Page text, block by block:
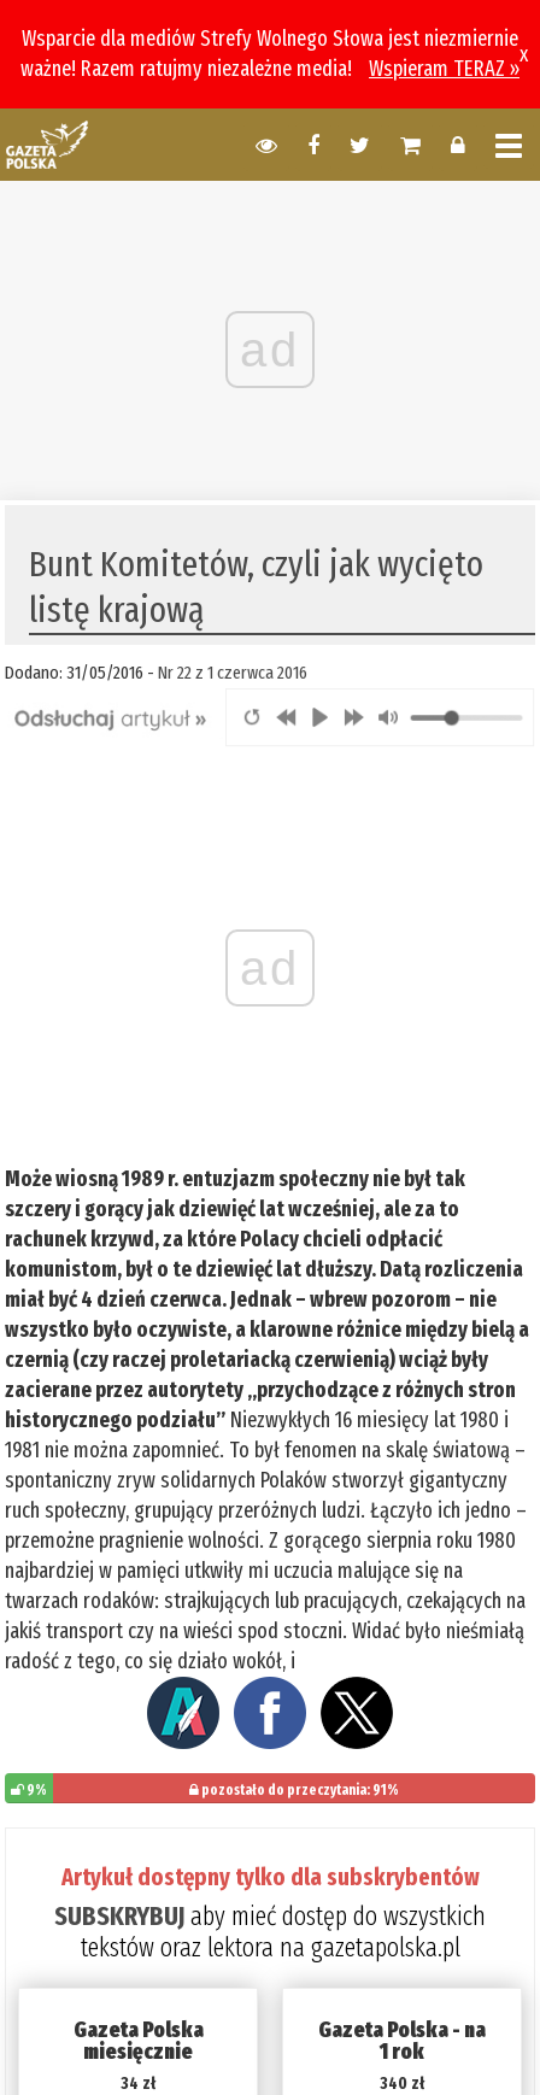
Wsparcie dla mediów Strefy Wolnego Słowa jest niezmiernie
ważne! Razem ratujmy niezależne media!
Wspieram TERAZ »
x
ad
Bunt Komitetów, czyli jak wycięto
listę krajową
Dodano: 31/05/2016 -Nr 22 z 1 czerwca 2016
ad
Może wiosną 1989 r. entuzjazm społeczny nie był tak
szczery i gorący jak dziewięć lat wcześniej, ale za to
rachunek krzywd, za które Polacy chcieli odpłacić
komunistom, był o te dziewięć lat dłuższy. Datą rozliczenia
miał być 4 dzień czerwca. Jednak – wbrew pozorom – nie
wszystko było oczywiste, a klarowne różnice między bielą a
czernią (czy raczej proletariacką czerwienią) wciąż były
zacierane przez autorytety „przychodzące z różnych stron
historycznego podziału” Niezwykłych 16 miesięcy lat 1980 i
1981 nie można zapomnieć. To był fenomen na skalę światową –
spontaniczny zryw solidarnych Polaków stworzył gigantyczny
ruch społeczny, grupujący przeróżnych ludzi. Łączyło ich jedno –
przemożne pragnienie wolności. Z gorącego sierpnia roku 1980
najbardziej w pamięci utkwiły mi uczucia malujące się na
twarzach rodaków: strajkujących lub pracujących, czekających na
jakiś transport czy na wieści spod stoczni. Widać było nieśmiałą
radość z tego, co się działo wokół, i
9% pozostało do przeczytania: 91%
Artykuł dostępny tylko dla subskrybentów
SUBSKRYBUJaby mieć dostęp do wszystkich
tekstów oraz lektora na gazetapolska.pl
Gazeta Polska
miesięcznie
34 zł
Gazeta Polska - na
1 rok
340 zł